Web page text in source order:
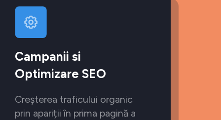
Campanii si
Optimizare SEO
Creșterea traficului organic
prin apariții în prima pagină a